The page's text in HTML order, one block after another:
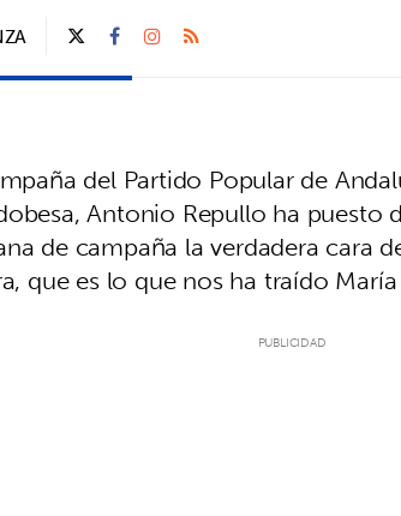
del Partido Popular de
Antonio Repullo ha puesto
de campaña la verdadera cara
que es lo que nos ha traído